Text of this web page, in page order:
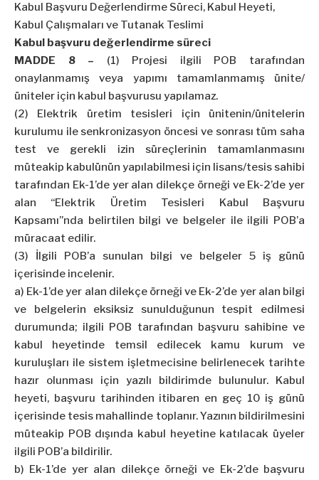
Kabul Başvuru Değerlendirme Süreci, Kabul Heyeti,
Kabul Çalışmaları ve Tutanak Teslimi
Kabul başvuru değerlendirme süreci
MADDE 8 – (1) Projesi ilgili POB tarafından
onaylanmamış veya yapımı tamamlanmamış ünite/
üniteler için kabul başvurusu yapılamaz.
(2) Elektrik üretim tesisleri için ünitenin/ünitelerin
kurulumu ile senkronizasyon öncesi ve sonrası tüm saha
test ve gerekli izin süreçlerinin tamamlanmasını
müteakip kabulünün yapılabilmesi için lisans/tesis sahibi
tarafından Ek-1’de yer alan dilekçe örneği ve Ek-2’de yer
alan “Elektrik Üretim Tesisleri Kabul Başvuru
Kapsamı”nda belirtilen bilgi ve belgeler ile ilgili POB’a
müracaat edilir.
(3) İlgili POB’a sunulan bilgi ve belgeler 5 iş günü
içerisinde incelenir.
a) Ek-1’de yer alan dilekçe örneği ve Ek-2’de yer alan bilgi
ve belgelerin eksiksiz sunulduğunun tespit edilmesi
durumunda; ilgili POB tarafından başvuru sahibine ve
kabul heyetinde temsil edilecek kamu kurum ve
kuruluşları ile sistem işletmecisine belirlenecek tarihte
hazır olunması için yazılı bildirimde bulunulur. Kabul
heyeti, başvuru tarihinden itibaren en geç 10 iş günü
içerisinde tesis mahallinde toplanır. Yazının bildirilmesini
müteakip POB dışında kabul heyetine katılacak üyeler
ilgili POB’a bildirilir.
b) Ek-1’de yer alan dilekçe örneği ve Ek-2’de başvuru